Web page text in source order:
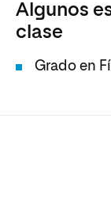
Algunos
clase
Grado en